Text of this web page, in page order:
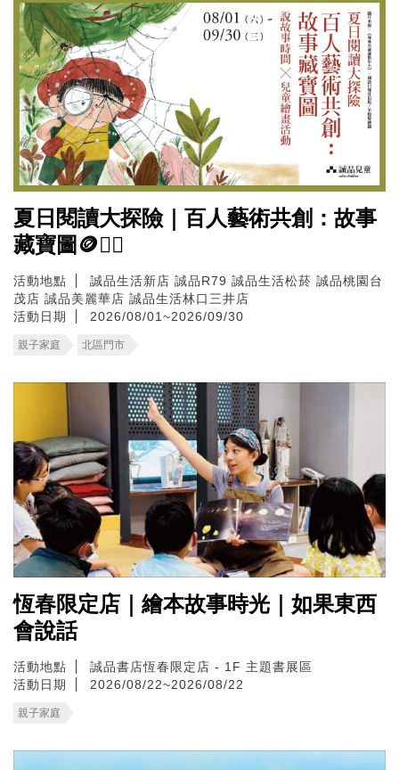
夏日閱讀大探險｜百人藝術共創：故事
藏寶圖🪙🏴‍☠️
活動地點 誠品生活新店 誠品R79 誠品生活松菸 誠品桃園台
茂店 誠品美麗華店 誠品生活林口三井店
活動日期
2026/08/01~2026/09/30
親子家庭 北區門市
恆春限定店｜繪本故事時光｜如果東西
會說話
活動地點
誠品書店恆春限定店 - 1F 主題書展區
活動日期
2026/08/22~2026/08/22
親子家庭